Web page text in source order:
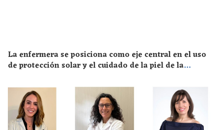
La enfermera se posiciona como eje central en el uso
de protección solar y el cuidado de la piel de la